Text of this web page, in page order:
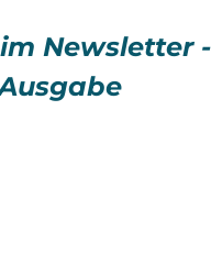
Newsletter -